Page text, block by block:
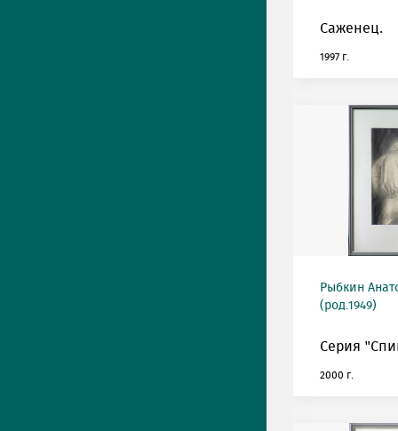
Саженец.
1997 г.
Рыбкин
(род.1949)
Серия
2000 г.